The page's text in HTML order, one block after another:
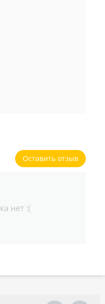
Оставить отзыв
нет :(